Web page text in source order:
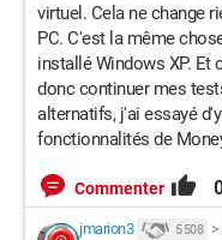
virtuel. Cela ne change
PC. C'est la même
installé Windows XP.
donc continuer mes
alternatifs, j'ai essayé
fonctionnalités de
Commenter
jmarion3 5 508 >